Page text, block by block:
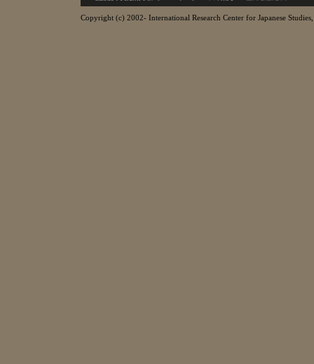
Copyright (c) 2002- International Research Center for Japanese